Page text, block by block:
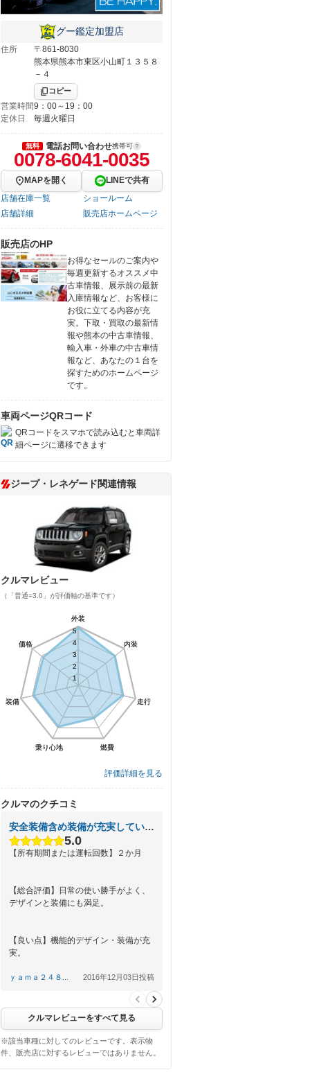
グー鑑定加盟店
住所
〒861-8030
熊本県熊本市東区小山町１３５８
－４
コピー
営業時間9：00～19：00
定休日
毎週火曜日
無料 電話お問い合わせ携帯可
0078-6041-0035
MAPを開く
LINEで共有
店舗在庫一覧
ショールーム
店舗詳細
販売店ホームページ
販売店のHP
お得なセールのご案内や
毎週更新するオススメ中
古車情報、展示前の最新
入庫情報など、お客様に
お役に立てる内容が充
実。下取・買取の最新情
報や熊本の中古車情報、
輸入車・外車の中古車情
報など、あなたの１台を
探すためのホームページ
です。
車両ページQRコード
QRコードをスマホで読み込むと車両詳
細ページに遷移できます
ジープ・レネゲード関連情報
クルマレビュー
（「普通=3.0」が評価軸の基準です）
外装
内装
走行
燃費
乗り心地
装備
価格
1
2
3
4
5
外装
内装
走行
燃費
乗り心地
装備
価格
1
2
3
4
5
評価詳細を見る
クルマのクチコミ
安全装備含め装備が充実している。
5.0
【所有期間または運転回数】２か月
【総合評価】日常の使い勝手がよく、
デザインと装備にも満足。
【良い点】機能的デザイン・装備が充
実。
事と、燃費をもう少し改善してほし
ｙａｍａ２４８... 2016年12月03日投稿
クルマレビューをすべて見る
※該当車種に対してのレビューです。表示物
件、販売店に対するレビューではありません。